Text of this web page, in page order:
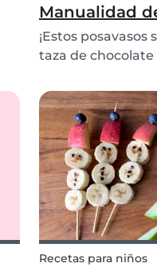
Manualidad
¡Estos
taza de
definitivamente
Recetas para niños